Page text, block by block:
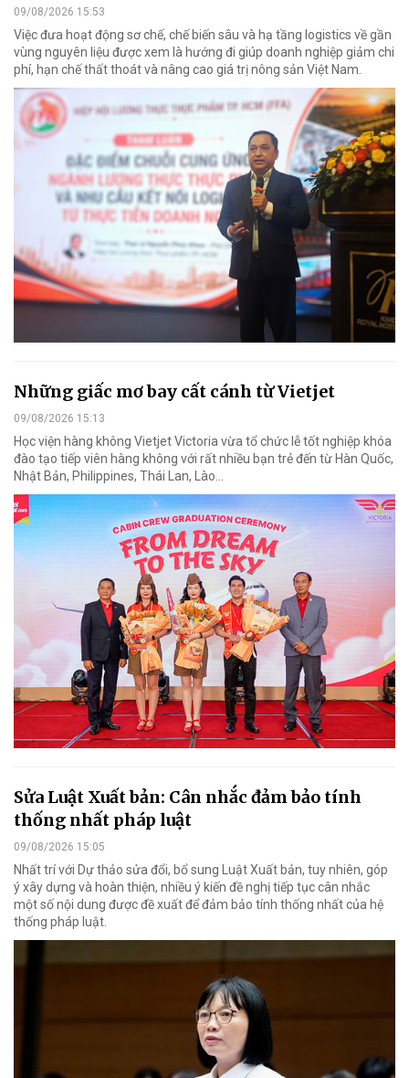
09/08/2026 15:53
Việc đưa hoạt động sơ chế, chế biến sâu và hạ tầng logistics về gần
vùng nguyên liệu được xem là hướng đi giúp doanh nghiệp giảm chi
phí, hạn chế thất thoát và nâng cao giá trị nông sản Việt Nam.
Những giấc mơ bay cất cánh từ Vietjet
09/08/2026 15:13
Học viện hàng không Vietjet Victoria vừa tổ chức lễ tốt nghiệp khóa
đào tạo tiếp viên hàng không với rất nhiều bạn trẻ đến từ Hàn Quốc,
Nhật Bản, Philippines, Thái Lan, Lào…
Sửa Luật Xuất bản: Cân nhắc đảm bảo tính
thống nhất pháp luật
09/08/2026 15:05
Nhất trí với Dự thảo sửa đổi, bổ sung Luật Xuất bản, tuy nhiên, góp
ý xây dựng và hoàn thiện, nhiều ý kiến đề nghị tiếp tục cân nhắc
một số nội dung được đề xuất để đảm bảo tính thống nhất của hệ
thống pháp luật.